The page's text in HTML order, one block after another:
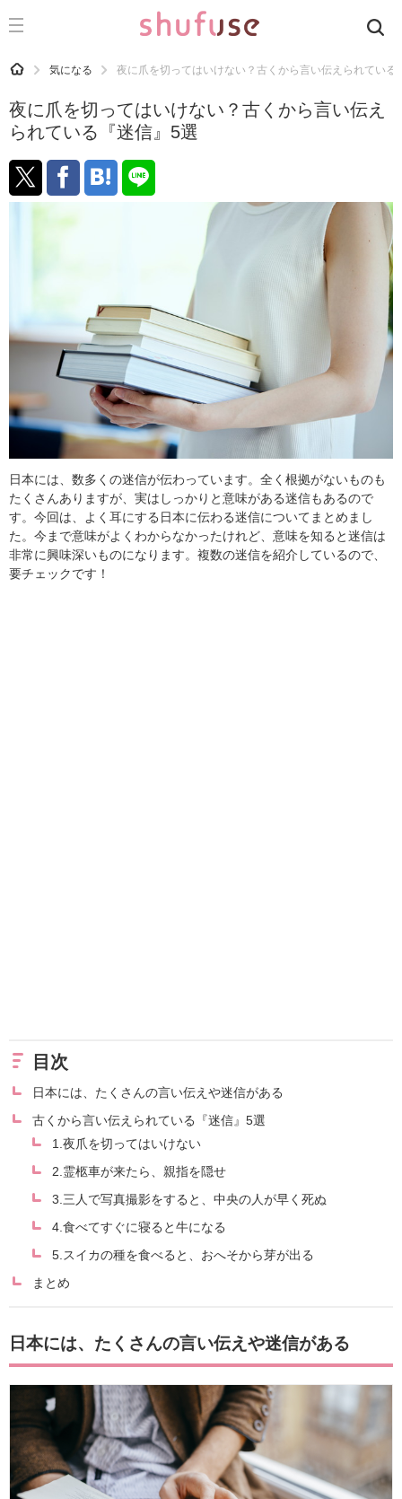
CATEGORY 記事カテゴリ
運気
洗濯
生活の知恵
食材辞典
HOME 気になる 夜に爪を切ってはいけない？古くから言い伝えられている
夜に爪を切ってはいけない？古くから言い伝え
られている『迷信』5選
日本には、数多くの迷信が伝わっています。全く根拠がないものも
たくさんありますが、実はしっかりと意味がある迷信もあるので
す。今回は、よく耳にする日本に伝わる迷信についてまとめまし
た。今まで意味がよくわからなかったけれど、意味を知ると迷信は
非常に興味深いものになります。複数の迷信を紹介しているので、
要チェックです！
目次
日本には、たくさんの言い伝えや迷信がある
古くから言い伝えられている『迷信』5選
1.夜爪を切ってはいけない
2.霊柩車が来たら、親指を隠せ
3.三人で写真撮影をすると、中央の人が早く死ぬ
4.食べてすぐに寝ると牛になる
5.スイカの種を食べると、おへそから芽が出る
まとめ
日本には、たくさんの言い伝えや迷信がある